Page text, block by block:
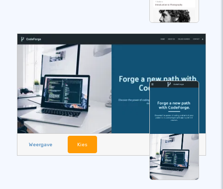
Weergave Kies